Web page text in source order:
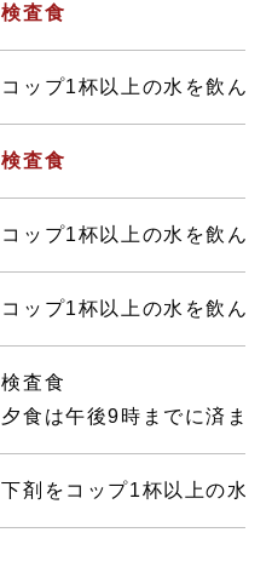
検査食
コップ1杯以上の水を飲ん
検査食
コップ1杯以上の水を飲ん
コップ1杯以上の水を飲ん
検査食
夕食は午後9時までに済ま
下剤をコップ1杯以上の水